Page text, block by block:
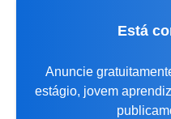
Está
Anuncie
estágio, jovem